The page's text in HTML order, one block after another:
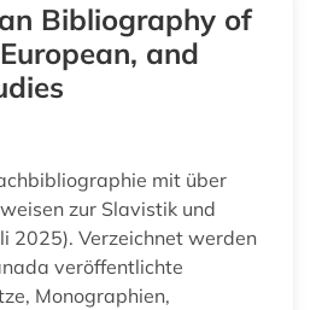
parlamentswahl (3)
Osmanisches Reich (1)
Ostmitteleuropa (11)
Bibliography of
and
mit über
zur Slavistik und
2025). Verzeichnet werden
veröffentlichte
Monographien,